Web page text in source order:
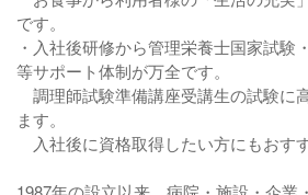
です。
・入社後研修から管理栄養士国家試験
等サポート体制が万全です。
調理師試験準備講座受講生の試験に
ます。
入社後に資格取得したい方にもおす